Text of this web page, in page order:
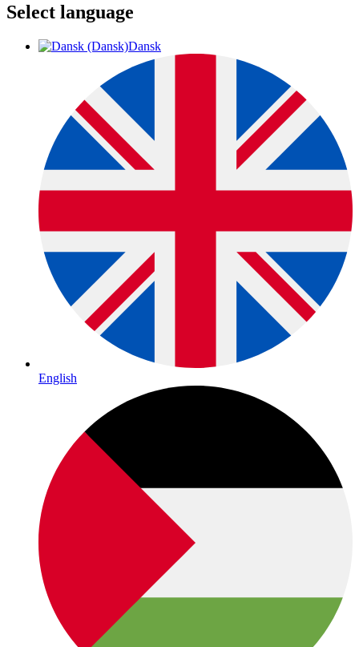
Select language
Dansk
English